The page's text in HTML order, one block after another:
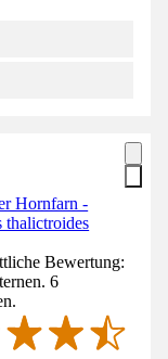
Hornfarn -
thalictroides
Bewertung:
6